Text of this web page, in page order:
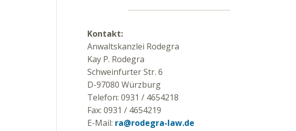
Kontakt:
Anwaltskanzlei Rodegra
Kay P. Rodegra
Schweinfurter Str. 6
D-97080 Würzburg
Telefon: 0931 / 4654218
Fax: 0931 / 4654219
E-Mail: ra@rodegra-law.de